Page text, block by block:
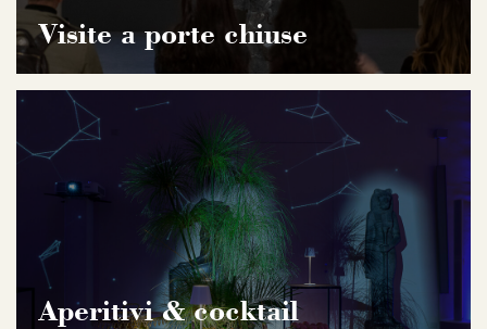
Visite a porte chiuse
Aperitivi & cocktail